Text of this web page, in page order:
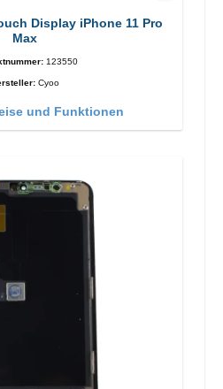
Display iPhone 11 Pro
Max
123550
Cyoo
und Funktionen